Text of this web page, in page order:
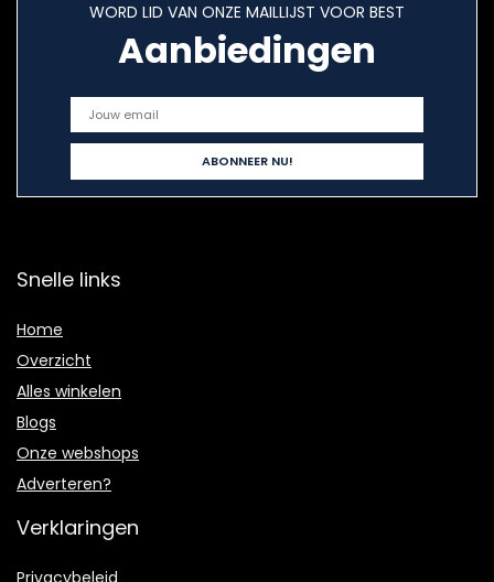
WORD LID VAN ONZE MAILLIJST VOOR BEST
Aanbiedingen
Snelle links
Home
Overzicht
Alles winkelen
Blogs
Onze webshops
Adverteren?
Verklaringen